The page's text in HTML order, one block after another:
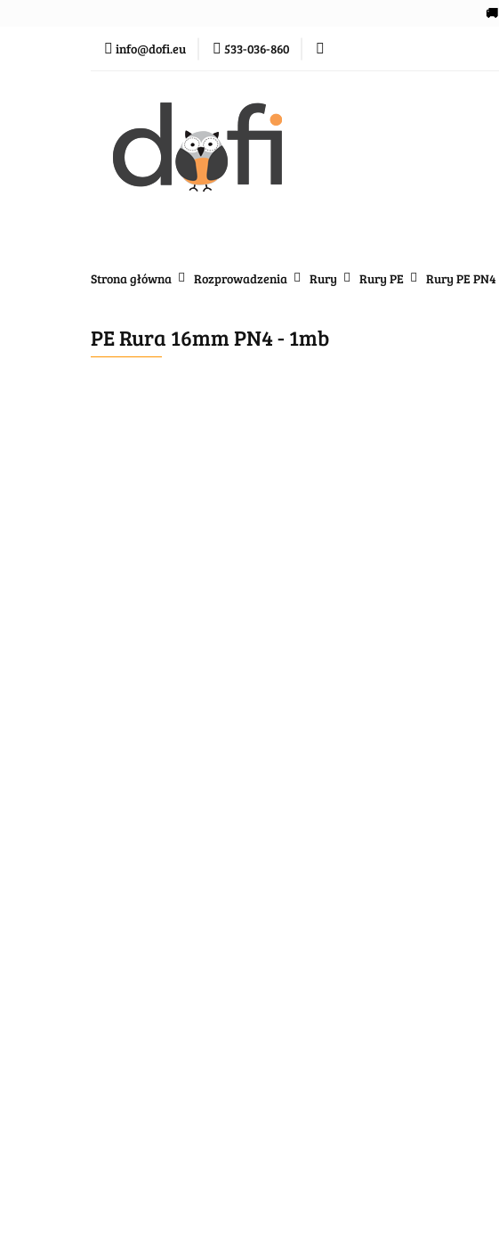
🚚
info@dofi.eu 533-036-860
Strona główna Rozprowadzenia Rury Rury PE Rury PE PN4
PE Rura 16mm PN4 - 1mb